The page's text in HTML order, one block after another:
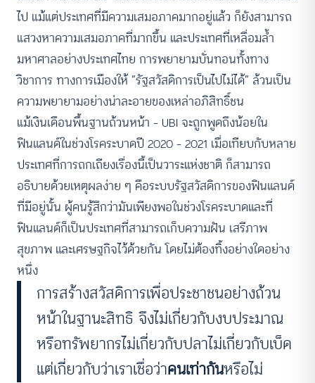
ไป แม้แต่ประเทศที่มีความเสมอภาคมากอยู่แล้ว ก็ยังสามารถ
แสวงหาความเสมอภาคที่มากขึ้น และประเทศที่เหลื่อมล้ำ
มหาศาลอย่างประเทศไทย การพยายามบั่นทอนทั้งทาง
วิชาการ ทางการเมืองให้ “รัฐสวัสดิการเป็นไปไม่ได้” ล้วนเป็น
ความพยายามอย่างน่าละอายของเหล่าอภิสิทธิ์ชน
แม้เงินเดือนพื้นฐานถ้วนหน้า – UBI จะถูกพูดถึงน้อยใน
ฟินแลนด์ในช่วงโรคระบาดปี 2020 – 2021 เมื่อเทียบกับหลาย
ประเทศที่การถกเถียงเรื่องนี้เป็นวาระแห่งชาติ ก็สามารถ
อธิบายด้วยเหตุผลง่าย ๆ คือระบบรัฐสวัสดิการของฟินแลนด์
ที่มีอยู่นั้น ผู้คนรู้สึกว่ามันเพียงพอในช่วงโรคระบาดและที่
ฟินแลนด์ก็เป็นประเทศที่สามารถเก็บความฝัน เสรีภาพ
สุขภาพ และเศรษฐกิจไว้ด้วยกัน โดยไม่ต้องทิ้งอย่างใดอย่าง
หนึ่ง
การสร้างสวัสดิการเพื่อประชาชนอย่างถ้วน
หน้าในฐานะสิทธิ จึงไม่เกี่ยวกับงบประมาณ
หรือทรัพยากรไม่เกี่ยวกับปลาไม่เกี่ยวกับเบ็ด
แต่เกี่ยวกับว่าเราเชื่อว่าคนเท่ากันหรือไม่